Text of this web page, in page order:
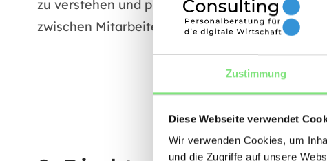
Zustimmung
Diese Webseite verwendet
Wir verwenden Cookies, um
und die Zugriffe auf unsere
zu verstehen und präventive Maßnahmen zu
zwischen Mitarbeitern und Unternehmenszielen